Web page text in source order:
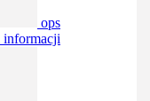
ops
informacji